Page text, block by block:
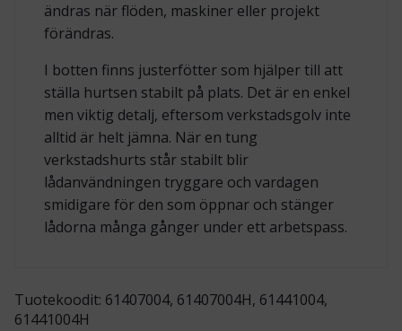
ändras när flöden, maskiner eller projekt
förändras.
I botten finns justerfötter som hjälper till att
ställa hurtsen stabilt på plats. Det är en enkel
men viktig detalj, eftersom verkstadsgolv inte
alltid är helt jämna. När en tung
verkstadshurts står stabilt blir
lådanvändningen tryggare och vardagen
smidigare för den som öppnar och stänger
lådorna många gånger under ett arbetspass.
Tuotekoodit: 61407004, 61407004H, 61441004,
61441004H